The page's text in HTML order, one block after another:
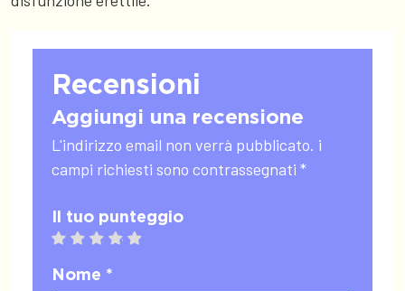
Recensioni
Aggiungi una recensione
L'indirizzo email non verrà pubblicato. i
campi richiesti sono contrassegnati *
Il tuo punteggio
5 stars
4 stars
3 stars
2 stars
1 star
Nome *